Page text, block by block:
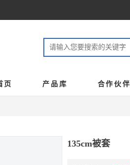
页 产品库 合作伙伴
135cm被套